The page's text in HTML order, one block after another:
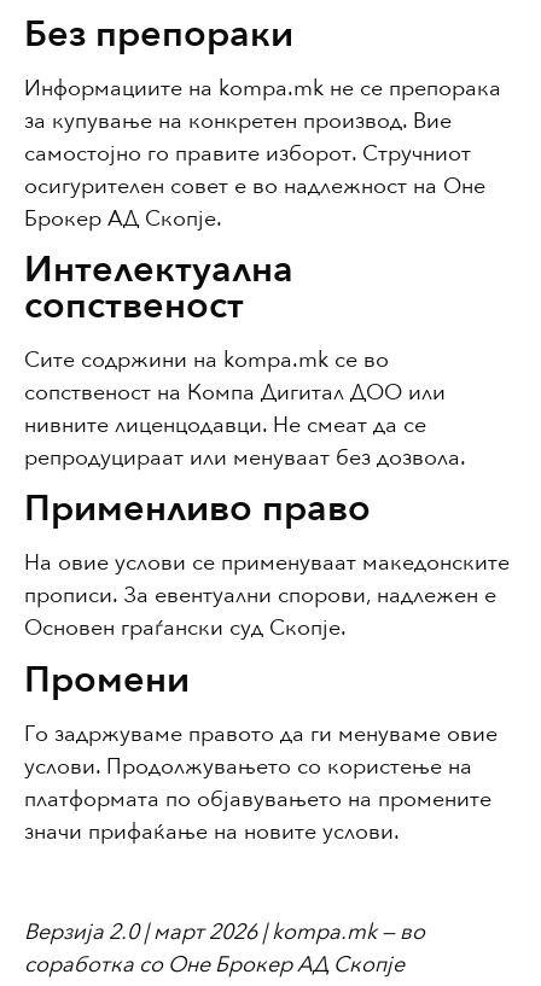
Без препораки
Информациите на kompa.mk не се препорака
за купување на конкретен производ. Вие
самостојно го правите изборот. Стручниот
осигурителен совет е во надлежност на Оне
Брокер АД Скопје.
Интелектуална
сопственост
Сите содржини на kompa.mk се во
сопственост на Компа Дигитал ДОО или
нивните лиценцодавци. Не смеат да се
репродуцираат или менуваат без дозвола.
Применливо право
На овие услови се применуваат македонските
прописи. За евентуални спорови, надлежен е
Основен граѓански суд Скопје.
Промени
Го задржуваме правото да ги менуваме овие
услови. Продолжувањето со користење на
платформата по објавувањето на промените
значи прифаќање на новите услови.
Верзија 2.0 | март 2026 | kompa.mk — во
соработка со Оне Брокер АД Скопје